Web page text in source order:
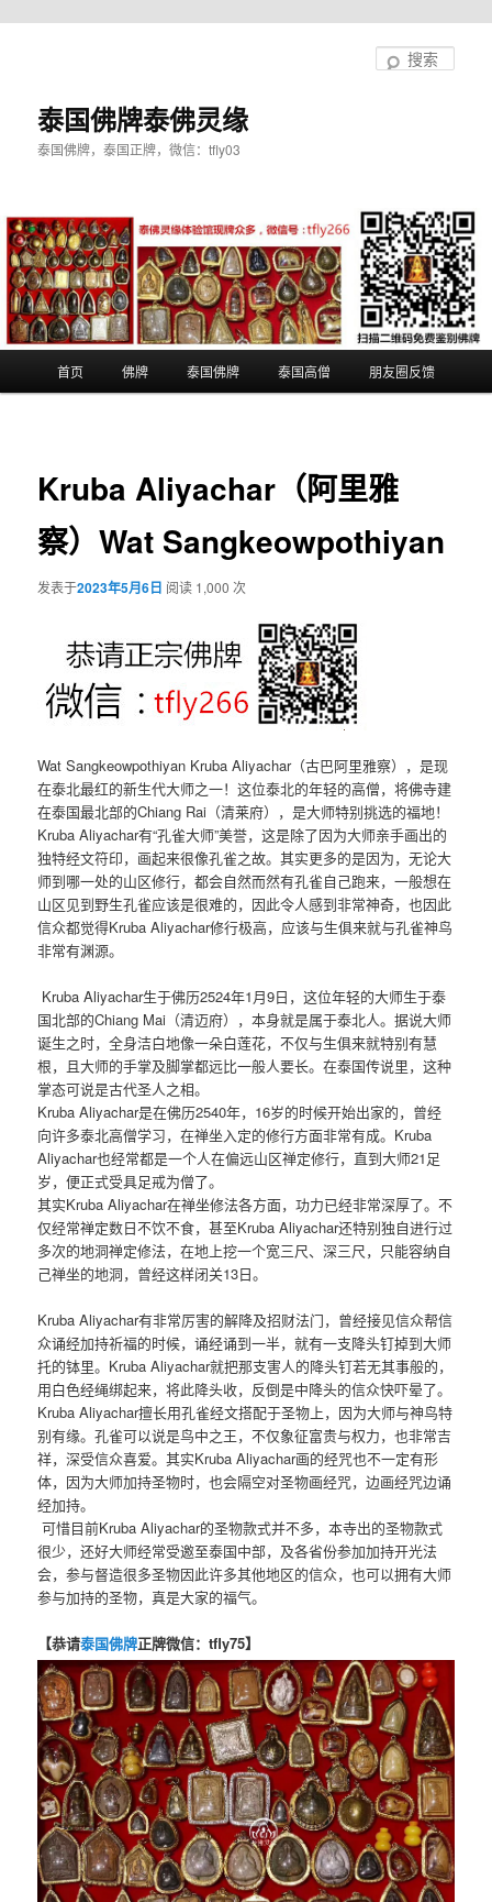
泰国佛牌泰佛灵缘
泰国佛牌，泰国正牌，微信：tfly03
首页 佛牌 泰国佛牌 泰国高僧 朋友圈反馈
Kruba Aliyachar（阿里雅
察）Wat Sangkeowpothiyan
发表于2023年5月6日 阅读 1,000 次
Wat Sangkeowpothiyan Kruba Aliyachar（古巴阿里雅察），是现
在泰北最红的新生代大师之一！这位泰北的年轻的高僧，将佛寺建
在泰国最北部的Chiang Rai（清莱府），是大师特别挑选的福地！
Kruba Aliyachar有“孔雀大师”美誉，这是除了因为大师亲手画出的
独特经文符印，画起来很像孔雀之故。其实更多的是因为，无论大
师到哪一处的山区修行，都会自然而然有孔雀自己跑来，一般想在
山区见到野生孔雀应该是很难的，因此令人感到非常神奇，也因此
信众都觉得Kruba Aliyachar修行极高，应该与生俱来就与孔雀神鸟
非常有渊源。
Kruba Aliyachar生于佛历2524年1月9日，这位年轻的大师生于泰
国北部的Chiang Mai（清迈府），本身就是属于泰北人。据说大师
诞生之时，全身洁白地像一朵白莲花，不仅与生俱来就特别有慧
根，且大师的手掌及脚掌都远比一般人要长。在泰国传说里，这种
掌态可说是古代圣人之相。
Kruba Aliyachar是在佛历2540年，16岁的时候开始出家的，曾经
向许多泰北高僧学习，在禅坐入定的修行方面非常有成。Kruba
Aliyachar也经常都是一个人在偏远山区禅定修行，直到大师21足
岁，便正式受具足戒为僧了。
其实Kruba Aliyachar在禅坐修法各方面，功力已经非常深厚了。不
仅经常禅定数日不饮不食，甚至Kruba Aliyachar还特别独自进行过
多次的地洞禅定修法，在地上挖一个宽三尺、深三尺，只能容纳自
己禅坐的地洞，曾经这样闭关13日。
Kruba Aliyachar有非常厉害的解降及招财法门，曾经接见信众帮信
众诵经加持祈福的时候，诵经诵到一半，就有一支降头钉掉到大师
托的钵里。Kruba Aliyachar就把那支害人的降头钉若无其事般的，
用白色经绳绑起来，将此降头收，反倒是中降头的信众快吓晕了。
Kruba Aliyachar擅长用孔雀经文搭配于圣物上，因为大师与神鸟特
别有缘。孔雀可以说是鸟中之王，不仅象征富贵与权力，也非常吉
祥，深受信众喜爱。其实Kruba Aliyachar画的经咒也不一定有形
体，因为大师加持圣物时，也会隔空对圣物画经咒，边画经咒边诵
经加持。
可惜目前Kruba Aliyachar的圣物款式并不多，本寺出的圣物款式
很少，还好大师经常受邀至泰国中部，及各省份参加加持开光法
会，参与督造很多圣物因此许多其他地区的信众，也可以拥有大师
参与加持的圣物，真是大家的福气。
【恭请泰国佛牌正牌微信：tfly75】